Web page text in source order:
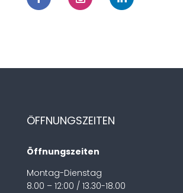
ÖFFNUNGSZEITEN
Öffnungszeiten
Montag-Dienstag
8.00 – 12:00 / 13.30-18.00